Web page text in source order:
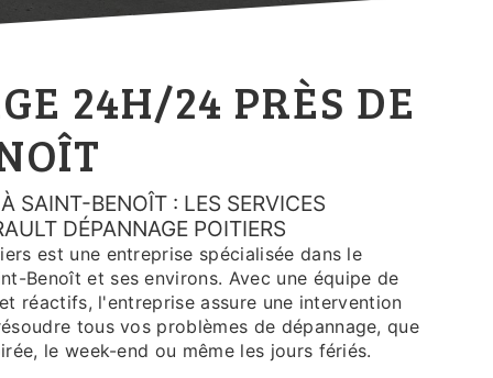
24H/24 PRÈS DE
SAINT-BENOÎT : LES SERVICES
DÉPANNAGE POITIERS
est une entreprise spécialisée dans le
Benoît et ses environs. Avec une équipe de
réactifs, l'entreprise assure une intervention
tous vos problèmes de dépannage, que
le week-end ou même les jours fériés.